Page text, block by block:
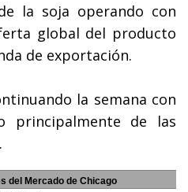
la soja operando con
global del producto
de exportación.
la semana con
principalmente de las
del Mercado de Chicago